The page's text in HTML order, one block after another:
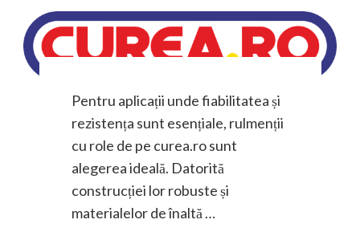
Pentru aplicații unde fiabilitatea și
rezistența sunt esențiale, rulmenții
cu role de pe curea.ro sunt
alegerea ideală. Datorită
construcției lor robuste și
materialelor de înaltă …